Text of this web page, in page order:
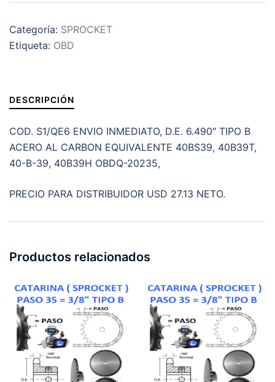
40
DE
39
DIENTES
cantidad
Categoría: SPROCKET
Etiqueta: OBD
DESCRIPCIÓN
COD. S1/QE6 ENVIO INMEDIATO, D.E. 6.490″ TIPO B
ACERO AL CARBON EQUIVALENTE 40BS39, 40B39T,
40-B-39, 40B39H OBDQ-20235,
PRECIO PARA DISTRIBUIDOR USD 27.13 NETO.
Productos relacionados